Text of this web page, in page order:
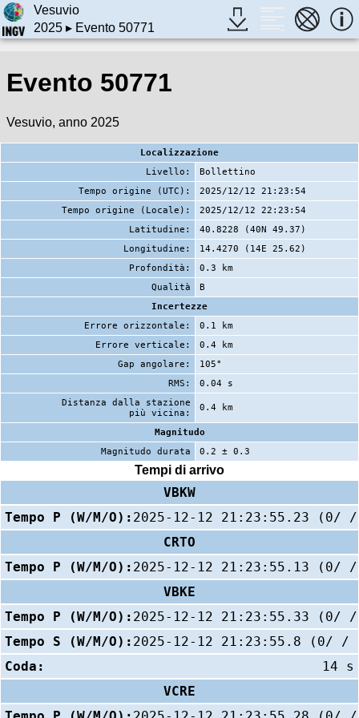
Vesuvio
2025▸ Evento 50771
Evento 50771
Vesuvio, anno 2025
Localizzazione
Livello:
Bollettino
Tempo origine (UTC):
2025/12/12 21:23:54
Tempo origine (Locale):
2025/12/12 22:23:54
Latitudine:
40.8228 (40N 49.37)
Longitudine:
14.4270 (14E 25.62)
Profondità:
0.3 km
Qualità
B
Incertezze
Errore orizzontale:
0.1 km
Errore verticale:
0.4 km
Gap angolare:
105°
RMS:
0.04 s
Distanza dalla stazione
più vicina:
0.4 km
Magnitudo
Magnitudo durata
0.2 ± 0.3
Tempi di arrivo
VBKW
Tempo P (W/M/O): 2025-12-12 21:23:55.23 (0/
CRTO
Tempo P (W/M/O): 2025-12-12 21:23:55.13 (0/
VBKE
Tempo P (W/M/O): 2025-12-12 21:23:55.33 (0/
Tempo S (W/M/O): 2025-12-12 21:23:55.8 (0/ /
Coda:
14 s
VCRE